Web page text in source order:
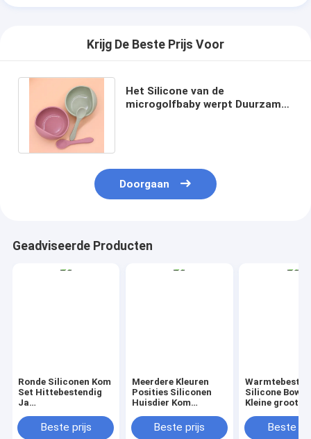
Krijg De Beste Prijs Voor
Het Silicone van de
microgolfbaby werpt Duurzame
Doorgaan
Geadviseerde Producten
Ronde Siliconen Kom
Set Hittebestendig
Ja
Ideaal voor
Commerciële
Beste prijs
Meerdere Kleuren
Posities Siliconen
Huisdier Kom
Lichtgewicht
Flexibele Antislip
Beste prijs
Silicone Bowl
Kleine grootte
Minus 40 tot
graden
Beste